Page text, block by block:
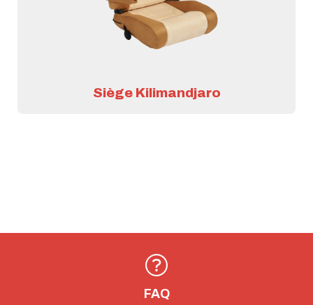
Siège Kilimandjaro
FAQ